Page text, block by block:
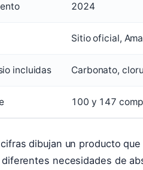
2024
Sitio oficial,
incluidas Carbonato,
100 y 147
dibujan un producto
necesidades de